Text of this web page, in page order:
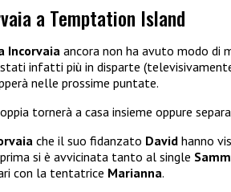
a Temptation Island
Incorvaia ancora non ha avuto modo di
infatti più in disparte
nelle prossime puntate.
tornerà a casa insieme oppure
che il suo fidanzato David hanno
si è avvicinata tanto al single
con la tentatrice Marianna.